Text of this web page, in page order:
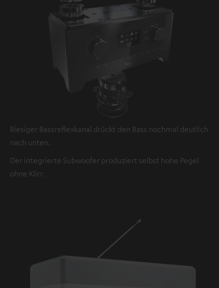
Riesiger Bassreflexkanal drückt den Bass nochmal deutlich
nach unten.
Der integrierte Subwoofer produziert selbst hohe Pegel
ohne Klirr.